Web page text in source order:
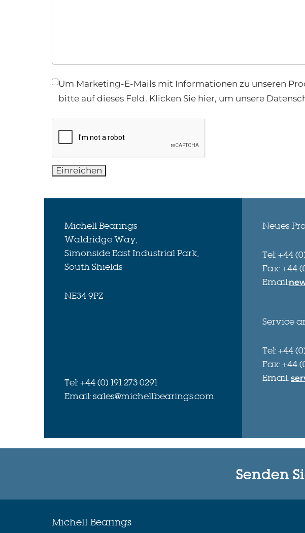
Marketingpräferenzen
Um Marketing-E-Mails mit Informationen zu unseren
bitte auf dieses Feld. Klicken Sie hier, um unsere
Einreichen
Michell Bearings
Waldridge Way,
Simonside East Industrial Park,
South Shields
NE34 9PZ
Tel: +44 (0) 191 273 0291
Email: sales@michellbearings.com
Neues
Tel: +44
Fax: +44
Email:
Service
Tel: +44
Fax: +44
Email:
Senden
Michell Bearings